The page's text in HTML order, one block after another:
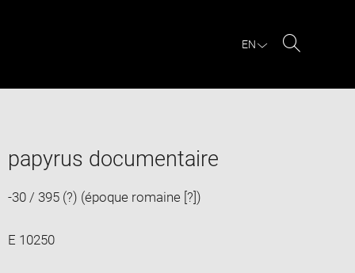
EN
papyrus documentaire
-30 / 395 (?) (époque romaine [?])
E 10250